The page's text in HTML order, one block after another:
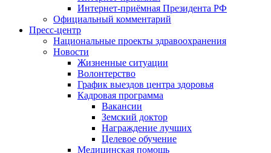
Интернет-приёмная Президента РФ
Официальный комментарий
Пресс-центр
Национальные проекты здравоохранения
Новости
Жизненные ситуации
Волонтерство
График выездов центра здоровья
Кадровая программа
Вакансии
Земский доктор
Награждение лучших
Целевое обучение
Медицинская помощь